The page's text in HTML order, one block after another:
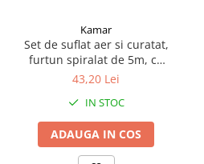
Proiectoare Full LED
Proiectoare Halogen plus LED
Autocolante reflectorizante si
fluorescente
Kamar
Set de suflat aer si curatat,
furtun spiralat de 5m, cu
teu pentru conectare la
43,20 Lei
IN STOC
ADAUGA IN COS